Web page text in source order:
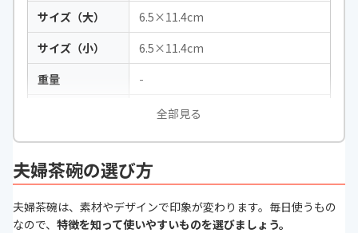
サイズ（大）
6.5×11.4cm
サイズ（小）
6.5×11.4cm
重量
-
日本
付属品
桐箱
備考
熨斗・ギフト・木箱の蓋裏面への文
字入れ可
全部見る
夫婦茶碗の選び方
夫婦茶碗は、素材やデザインで印象が変わります。毎日使うもの
なので、 特徴を知って使いやすいものを選びましょう。